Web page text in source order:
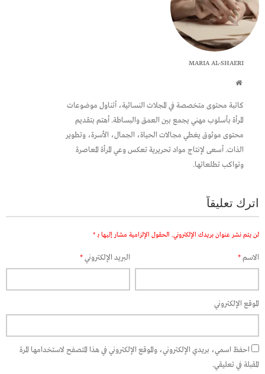
MARIA AL-SHAERI
كاتبة محتوى متخصصة في المجلات النسائية، أتناول موضوعات
المرأة بأسلوب مهني يجمع بين العمق والبساطة. أهتم بتقديم
محتوى موثوق يغطي مجالات الحياة، الجمال، الأسرة، وتطوير
الذات. أسعى لإنتاج مواد تحريرية تعكس وعي المرأة المعاصرة
وتواكب تطلعاتها.
اترك تعليقاً
لن يتم نشر عنوان بريدك الإلكتروني. الحقول الإلزامية مشار إليها بـ *
الاسم* البريد الإلكتروني*
الموقع الإلكتروني
احفظ اسمي، بريدي الإلكتروني، والموقع الإلكتروني في هذا المتصفح لاستخدامها المرة
المقبلة في تعليقي.